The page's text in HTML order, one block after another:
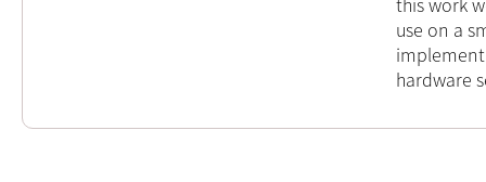
use on a
hardware